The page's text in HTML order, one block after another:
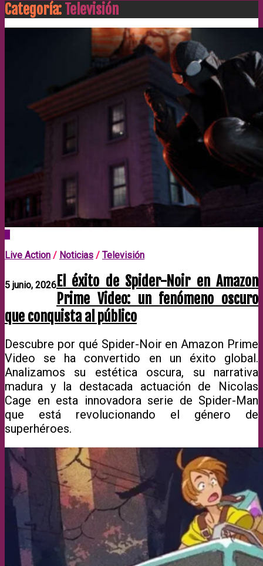
Categoría: Televisión
Live Action / Noticias / Televisión
5 junio, 2026 El éxito de Spider-Noir en Amazon
Prime Video: un fenómeno oscuro
que conquista al público
Descubre por qué Spider-Noir en Amazon Prime
Video se ha convertido en un éxito global.
Analizamos su estética oscura, su narrativa
madura y la destacada actuación de Nicolas
Cage en esta innovadora serie de Spider-Man
que está revolucionando el género de
superhéroes.